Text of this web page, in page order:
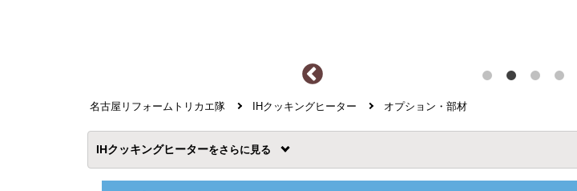
名古屋リフォームトリカエ隊 IHクッキングヒーター オプション・部材
IHクッキングヒーターを